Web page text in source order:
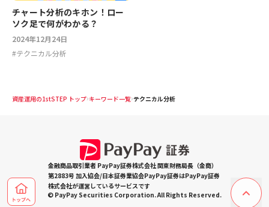
チャート分析のキホン！ロー
ソク足で何がわかる？
2024年12月24日
#テクニカル分析
資産運用の1stSTEP トップ キーワード一覧 テクニカル分析
金融商品取引業者 PayPay証券株式会社 関東財務局長（金商）
第2883号 加入協会/日本証券業協会PayPay証券はPayPay証券
株式会社が運営しているサービスです
© PayPay Securities Corporation. All Rights Reserved.